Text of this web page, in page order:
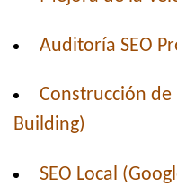
Auditoría SEO
Construcción de
Building)
SEO Local